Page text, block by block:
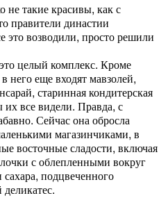
не такие красивы, как с
правители династии
это возводили, просто решили
целый комплекс. Кроме
него еще входят мавзолей,
старинная кондитерская
все видели. Правда, с
Сейчас она обросла
магазинчиками, в
восточные сладости, включая
с облепленными вокруг
подцвеченного